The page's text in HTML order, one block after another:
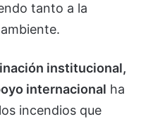
tanto a la
institucional,
internacional ha
incendios que